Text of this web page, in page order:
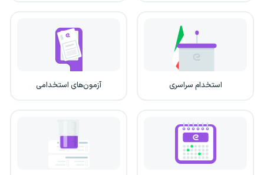
استخدام سراسری آزمون‌های استخدامی